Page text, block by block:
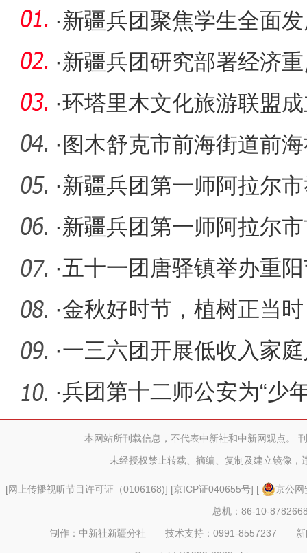
·新疆兵团聚焦学生全面
格局
·新疆兵团研究部署经济
·环塔里木文化旅游联盟
阿拉尔市
· 图木舒克市前海街道前
爱在重
·新疆兵团第一师阿拉尔
文艺汇演
·新疆兵团第一师阿拉尔
游节举办
·五十一团唐驿镇举办重
动
·金秋好时节，植树正当时
·一三六团开展低收入家
·兵团第十二师公安为“少
本网站所刊载信息，不代表中新社和中新网观点。
未经授权禁止转载、摘编、复制及建立镜像，
[网上传播视听节目许可证（0106168)] [京ICP证040655号] [
京公
总机：86-10-
制作：中新社新疆分社 技术支持：0991-8557237